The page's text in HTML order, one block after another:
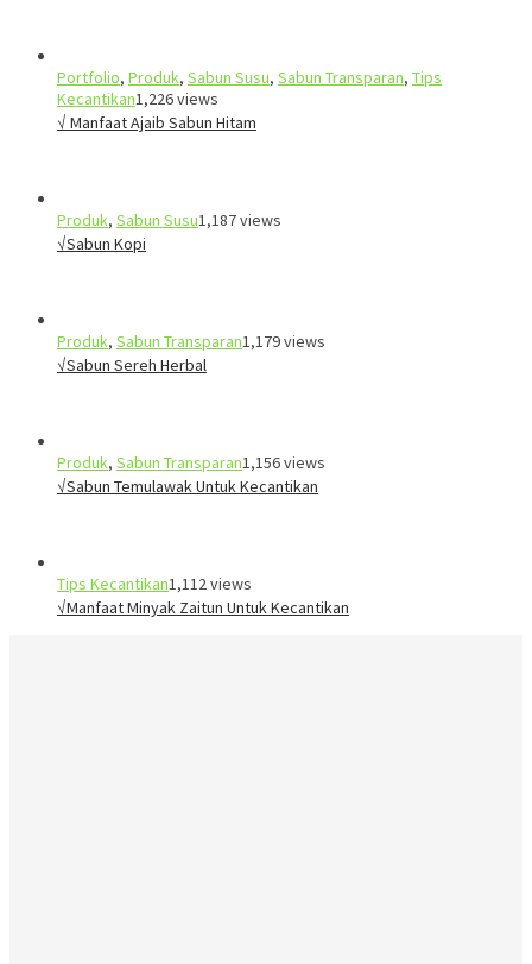
Portfolio, Produk, Sabun Susu, Sabun Transparan, Tips
Kecantikan1,226 views
√ Manfaat Ajaib Sabun Hitam
Produk, Sabun Susu1,187 views
√Sabun Kopi
Produk, Sabun Transparan1,179 views
√Sabun Sereh Herbal
Produk, Sabun Transparan1,156 views
√Sabun Temulawak Untuk Kecantikan
Tips Kecantikan1,112 views
√Manfaat Minyak Zaitun Untuk Kecantikan